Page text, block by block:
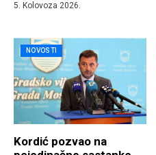
5. Kolovoza 2026.
NOVOSTI
Kordić pozvao na